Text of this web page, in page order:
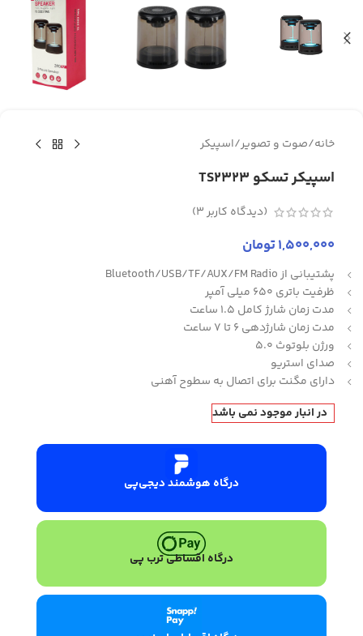
خانه/صوت و تصویر/اسپیکر
اسپیکر تسکو TS2323
(دیدگاه کاربر3
)
1,500,000تومان
پشتیبانی از Bluetooth/USB/TF/AUX/FM Radio
ظرفیت باتری 650 میلی آمپر
مدت زمان شارژ کامل 1.5 ساعت
مدت زمان شارژدهی 6 تا 7 ساعت
ورژن بلوتوث 5.0
صدای استریو
دارای مگنت برای اتصال به سطوح آهنی
در انبار موجود نمی باشد
درگاه هوشمند دیجی‌پی
درگاه اقساطی ترب پی